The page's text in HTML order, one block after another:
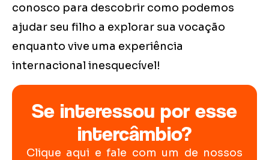
conosco para descobrir como podemos
ajudar seu filho a explorar sua vocação
enquanto vive uma experiência
internacional inesquecível!
Se interessou por esse
intercâmbio?
Clique aqui e fale com um de nossos